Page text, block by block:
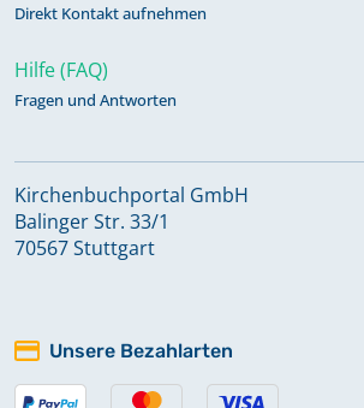
Direkt Kontakt aufnehmen
Hilfe (FAQ)
Fragen und Antworten
Kirchenbuchportal GmbH
Balinger Str. 33/1
70567 Stuttgart
Unsere Bezahlarten